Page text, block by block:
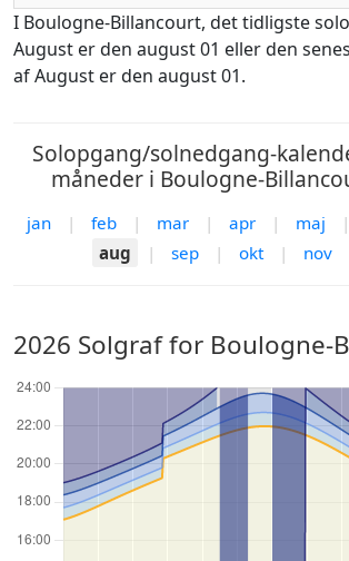
I Boulogne-Billancourt, det tidligste
August er den august 01 eller den
af August er den august 01.
Solopgang/solnedgang-
måneder i Boulogne-
jan | feb | mar | apr | maj |
aug
| sep | okt | nov
2026 Solgraf for Boulogne-